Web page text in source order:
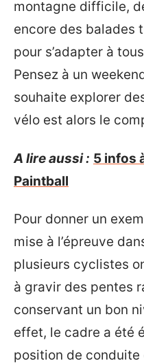
montagne difficile,
encore des balades
pour s’adapter à
Pensez à un
souhaite explorer
vélo est alors le
A lire aussi : 5 infos
Paintball
Pour donner un
mise à l’épreuve
plusieurs cyclistes
à gravir des pentes
conservant un bon
effet, le cadre a été
position de